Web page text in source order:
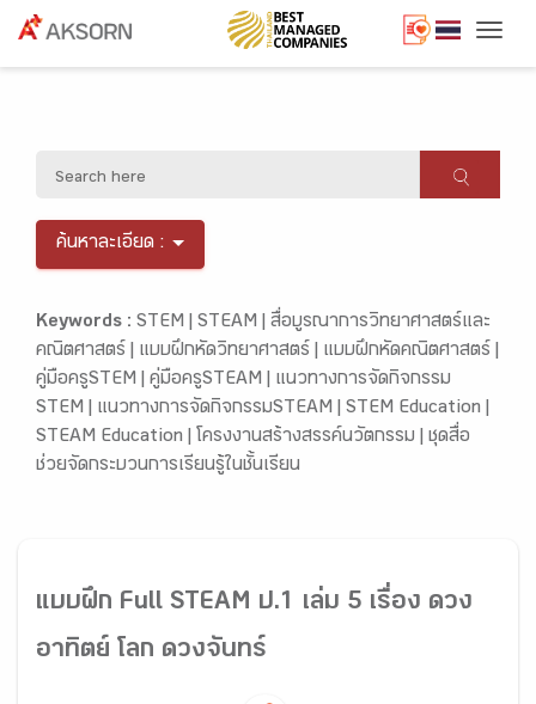
ค้นหาละเอียด :
Keywords : STEM | STEAM | สื่อบูรณาการวิทยาศาสตร์และ
คณิตศาสตร์ | แบบฝึกหัดวิทยาศาสตร์ | แบบฝึกหัดคณิตศาสตร์ |
คู่มือครูSTEM | คู่มือครูSTEAM | แนวทางการจัดกิจกรรม
STEM | แนวทางการจัดกิจกรรมSTEAM | STEM Education |
STEAM Education | โครงงานสร้างสรรค์นวัตกรรม | ชุดสื่อ
ช่วยจัดกระบวนการเรียนรู้ในชั้นเรียน
แบบฝึก Full STEAM ป.1 เล่ม 5 เรื่อง ดวง
อาทิตย์ โลก ดวงจันทร์